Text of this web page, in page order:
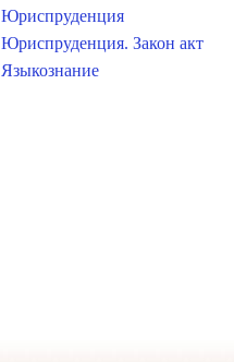
Юриспруденция
Юриспруденция. Закон акт
Языкознание